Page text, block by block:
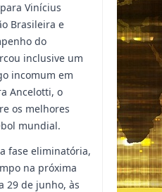
Vinícius
Brasileira e
do
inclusive um
incomum em
Ancelotti, o
os melhores
mundial.
fase eliminatória,
na próxima
29 de junho, às